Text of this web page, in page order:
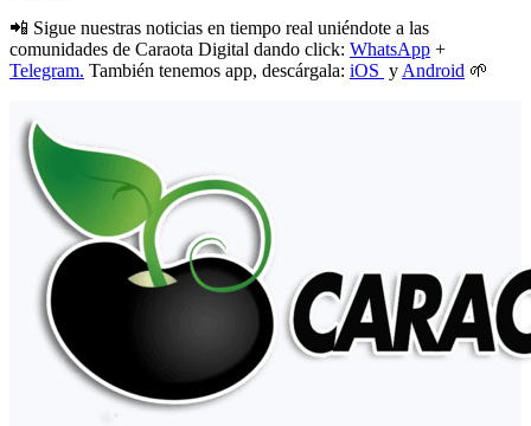
📲 Sigue nuestras noticias en tiempo real uniéndote a las
comunidades de Caraota Digital dando click: WhatsApp +
Telegram. También tenemos app, descárgala: iOS y Android 🌱